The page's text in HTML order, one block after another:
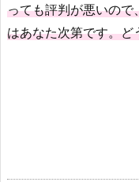
っても評判が悪いので
はあなた次第です。ど